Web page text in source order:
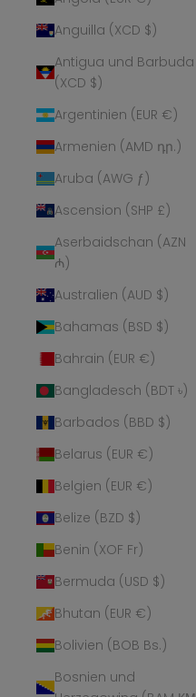
Anguilla (XCD $)
Antigua und Barbuda
(XCD $)
Argentinien (EUR €)
Armenien (AMD դր.)
Aruba (AWG ƒ)
Ascension (SHP £)
Aserbaidschan (AZN
₼)
Australien (AUD $)
Bahamas (BSD $)
Bahrain (EUR €)
Bangladesch (BDT ৳)
Barbados (BBD $)
Belarus (EUR €)
Belgien (EUR €)
Belize (BZD $)
Benin (XOF Fr)
Bermuda (USD $)
Bhutan (EUR €)
Bolivien (BOB Bs.)
Bosnien und